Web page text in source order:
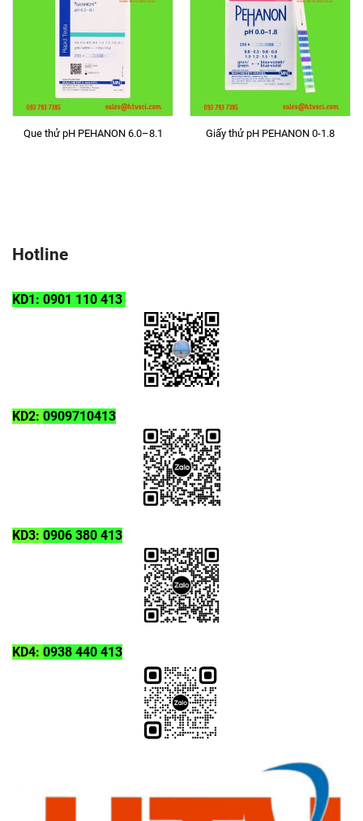
Que thử pH PEHANON 6.0–8.1 Giấy thử pH PEHANON 0-1.8
Hotline
KD1: 0901 110 413
KD2: 0909710413
KD3: 0906 380 413
KD4: 0938 440 413